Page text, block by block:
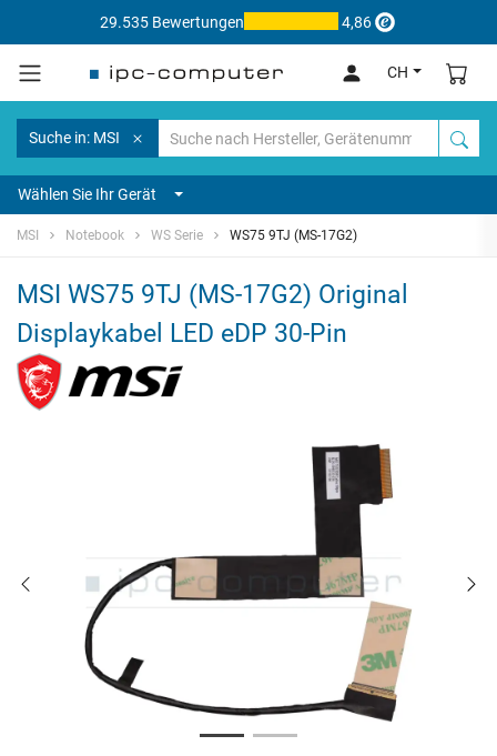
29.535 Bewertungen 4,86
CH
Suche in: MSI
Wählen Sie Ihr Gerät
MSI Notebook WS Serie WS75 9TJ (MS-17G2)
MSI WS75 9TJ (MS-17G2) Original
Displaykabel LED eDP 30-Pin